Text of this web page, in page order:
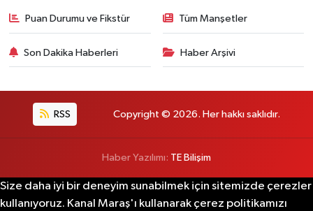
Puan Durumu ve Fikstür Tüm Manşetler
Son Dakika Haberleri Haber Arşivi
RSS Copyright © 2026. Her hakkı saklıdır.
Haber Yazılımı: TE Bilişim
Size daha iyi bir deneyim sunabilmek için sitemizde çerezler
kullanıyoruz. Kanal Maraş'ı kullanarak çerez politikamızı